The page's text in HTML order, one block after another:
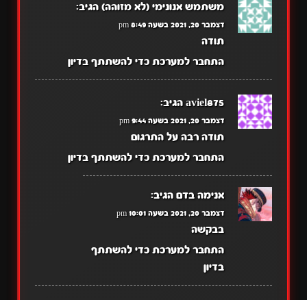
משתמש אנונימי (לא מזוהה) הגיב:
דצמבר 20, 2021 בשעה 8:49 pm
תודה
התחבר למערכת כדי להשתתף בדיון
aviel875 הגיב:
דצמבר 20, 2021 בשעה 9:44 pm
תודה רבה על התרגום
התחבר למערכת כדי להשתתף בדיון
אנימה בדם הגיב:
דצמבר 20, 2021 בשעה 10:01 pm
בבקשה
התחבר למערכת כדי להשתתף
בדיון